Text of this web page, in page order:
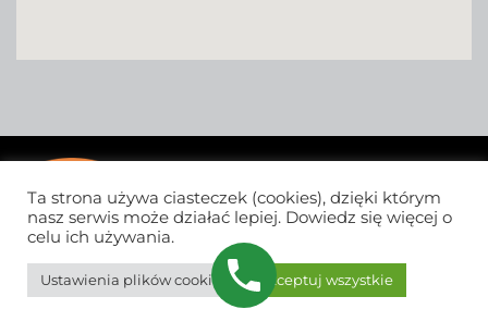
© 2026 MILBART | Wszelkie prawa zastrzeżone.
Ta strona używa ciasteczek (cookies), dzięki którym
nasz serwis może działać lepiej. Dowiedz się więcej o
celu ich używania.
Ustawienia plików cookie Akceptuj wszystkie